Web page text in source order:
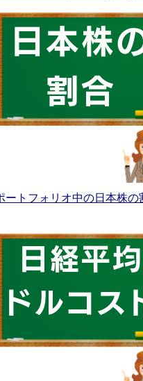
ートフォリオ中の日本株の